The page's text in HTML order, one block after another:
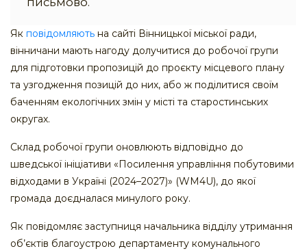
Як повідомляють на сайті Вінницької міської ради,
вінничани мають нагоду долучитися до робочої групи
для підготовки пропозицій до проєкту місцевого плану
та узгодження позицій до них, або ж поділитися своїм
баченням екологічних змін у місті та старостинських
округах.
Склад робочої групи оновлюють відповідно до
шведської ініціативи «Посилення управління побутовими
відходами в Україні (2024–2027)» (WM4U), до якої
громада доєдналася минулого року.
Як повідомляє заступниця начальника відділу утримання
об’єктів благоустрою департаменту комунального